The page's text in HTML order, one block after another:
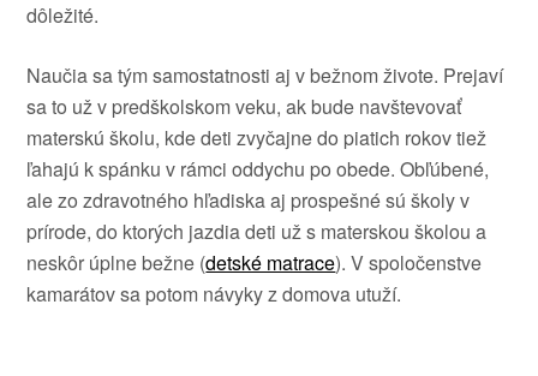
dôležité.
Naučia sa tým samostatnosti aj v bežnom živote. Prejaví
sa to už v predškolskom veku, ak bude navštevovať
materskú školu, kde deti zvyčajne do piatich rokov tiež
ľahajú k spánku v rámci oddychu po obede. Obľúbené,
ale zo zdravotného hľadiska aj prospešné sú školy v
prírode, do ktorých jazdia deti už s materskou školou a
neskôr úplne bežne (detské matrace). V spoločenstve
kamarátov sa potom návyky z domova utuží.